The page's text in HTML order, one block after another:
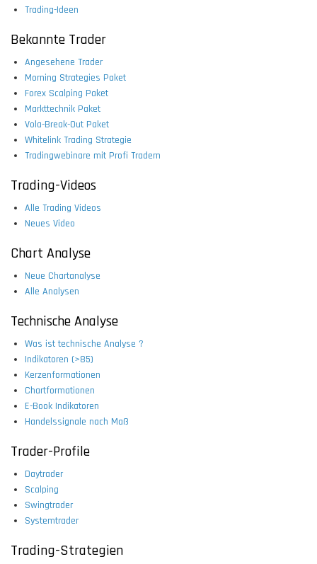
Trading-Ideen
Bekannte Trader
Angesehene Trader
Morning Strategies Paket
Forex Scalping Paket
Markttechnik Paket
Vola-Break-Out Paket
Whitelink Trading Strategie
Tradingwebinare mit Profi Tradern
Trading-Videos
Alle Trading Videos
Neues Video
Chart Analyse
Neue Chartanalyse
Alle Analysen
Technische Analyse
Was ist technische Analyse ?
Indikatoren (>85)
Kerzenformationen
Chartformationen
E-Book Indikatoren
Handelssignale nach Maß
Trader-Profile
Daytrader
Scalping
Swingtrader
Systemtrader
Trading-Strategien